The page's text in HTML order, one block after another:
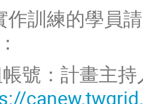
作訓練的學員
號：計畫主